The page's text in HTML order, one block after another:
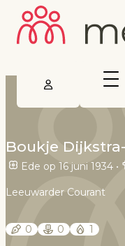
Boukje
Ede op 16 juni 1934 •
Leeuwarder Courant
0 0 1